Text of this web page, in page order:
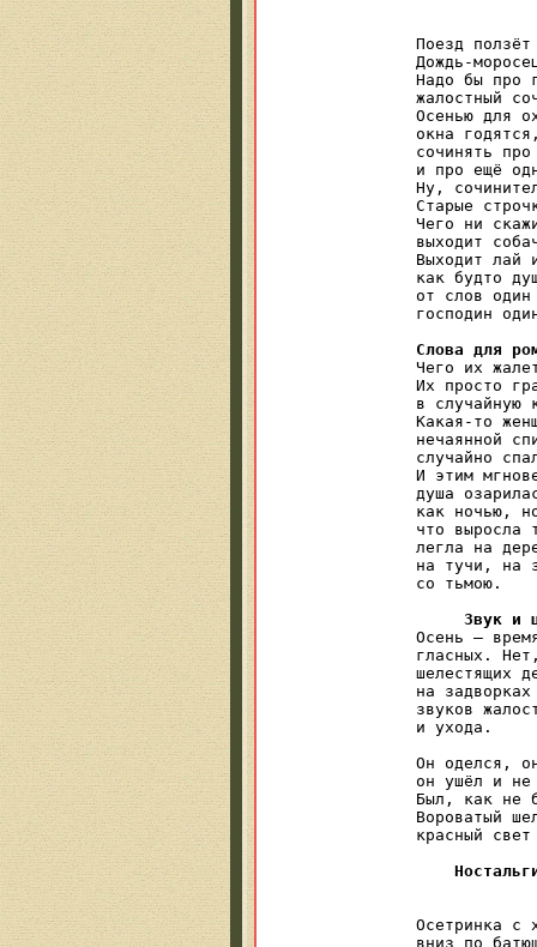
Поезд
Дождь-
Надо бы про
жалостный
Осенью для
окна
сочинять
и про ещё
Ну,
Старые
Чего ни
выходит
Выходит лай
как будто
от слов один
господин
Слова для
Чего их
Их просто
в случайную
Какая-то
нечаянной
случайно
И этим
душа
как ночью,
что выросла
легла на
на тучи, на
со тьмою.
Звук и
Осень —
гласных.
шелестящих
на задворках
звуков
и ухода.
Он оделся,
он ушёл и не
Был, как не
Вороватый
красный
Осетринка с
вниз по